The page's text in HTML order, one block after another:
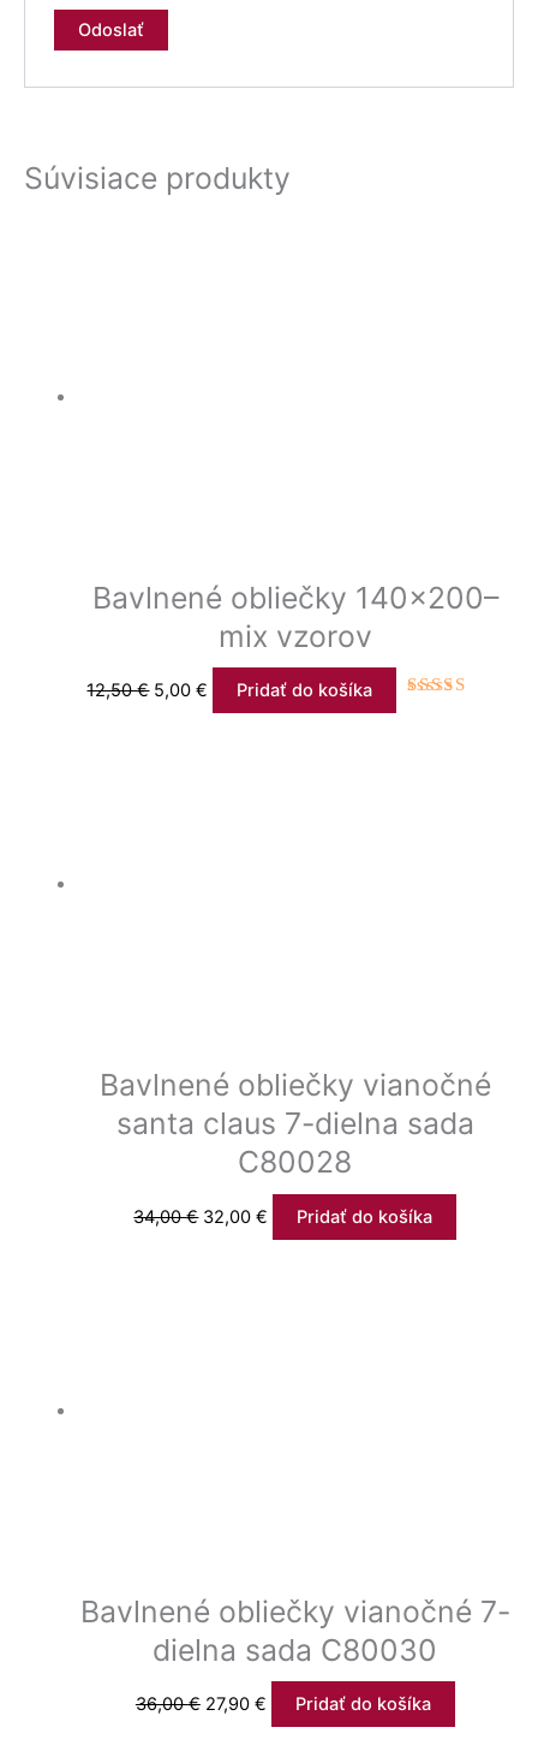
Súvisiace produkty
Bavlnené obliečky 140×200–
mix vzorov
12,50€ 5,00€ Pridať do košíka
Bavlnené obliečky vianočné
santa claus 7-dielna sada
C80028
34,00€ 32,00€ Pridať do košíka
Bavlnené obliečky vianočné 7-
dielna sada C80030
36,00€ 27,90 € Pridať do košíka